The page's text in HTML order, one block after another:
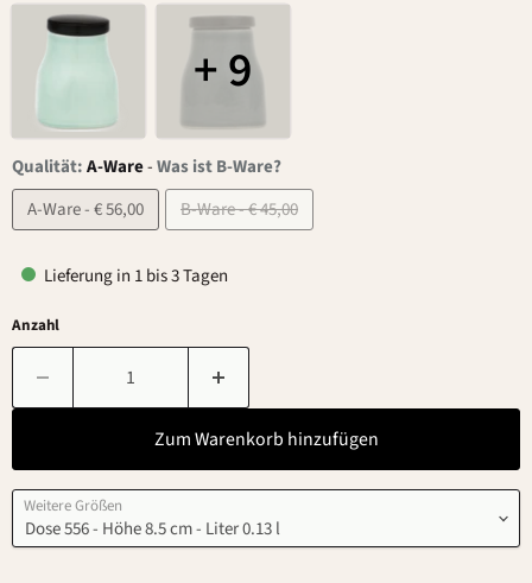
+ 9
Qualität:A-Ware-Was ist B-Ware?
A-Ware - € 56,00
B-Ware - € 45,00
Lieferung in 1 bis 3 Tagen
Anzahl
Zum Warenkorb hinzufügen
Weitere Größen